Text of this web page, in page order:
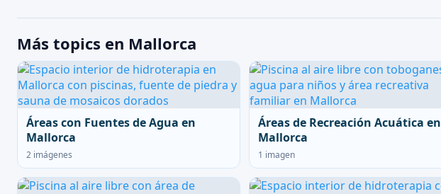
Más topics en Mallorca
Áreas con Fuentes de Agua en
Mallorca
2 imágenes
Áreas de Recreación Acuática en
Mallorca
1 imagen